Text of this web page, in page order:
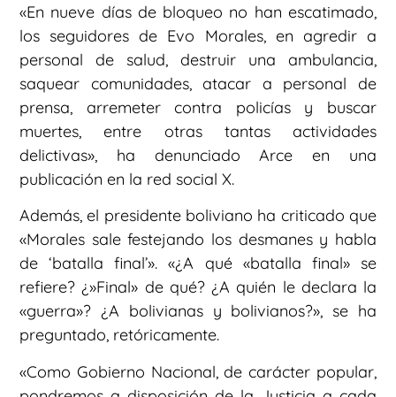
«En nueve días de bloqueo no han escatimado,
los seguidores de Evo Morales, en agredir a
personal de salud, destruir una ambulancia,
saquear comunidades, atacar a personal de
prensa, arremeter contra policías y buscar
muertes, entre otras tantas actividades
delictivas», ha denunciado Arce en una
publicación en la red social X.
Además, el presidente boliviano ha criticado que
«Morales sale festejando los desmanes y habla
de ‘batalla final’». «¿A qué «batalla final» se
refiere? ¿»Final» de qué? ¿A quién le declara la
«guerra»? ¿A bolivianas y bolivianos?», se ha
preguntado, retóricamente.
«Como Gobierno Nacional, de carácter popular,